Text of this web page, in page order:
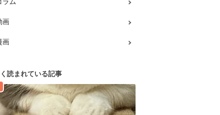
ラム
画
画
読まれている記事